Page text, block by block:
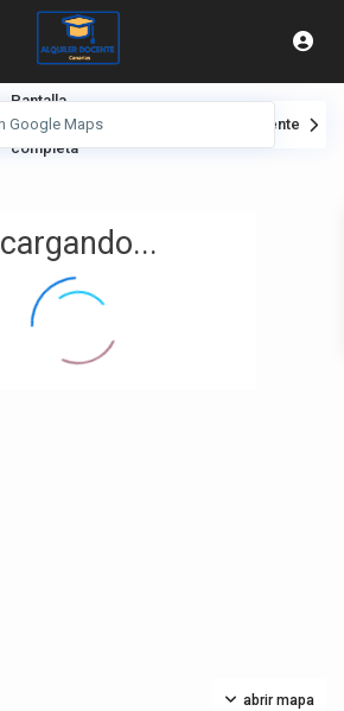
cargando...
abrir mapa
Pantalla
completa
Siguiente